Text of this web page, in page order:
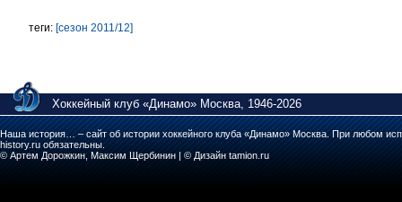
теги: [сезон 2011/12]
Хоккейный клуб «Динамо» Москва, 1946-2026
Наша история… – сайт об истории хоккейного клуба «Динамо» Москва. При любом
history.ru обязательны.
© Артем Дорожкин, Максим Щербинин | © Дизайн tamion.ru